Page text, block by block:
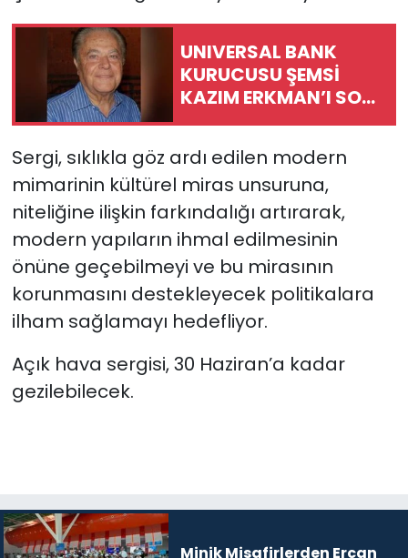
UNIVERSAL BANK
KURUCUSU ŞEMSİ
KAZIM ERKMAN’I SON
YOLCULUĞUNA
Sergi, sıklıkla göz ardı edilen modern
mimarinin kültürel miras unsuruna,
niteliğine ilişkin farkındalığı artırarak,
modern yapıların ihmal edilmesinin
önüne geçebilmeyi ve bu mirasının
korunmasını destekleyecek politikalara
ilham sağlamayı hedefliyor.
Açık hava sergisi, 30 Haziran’a kadar
gezilebilecek.
Minik Misafirlerden Ercan